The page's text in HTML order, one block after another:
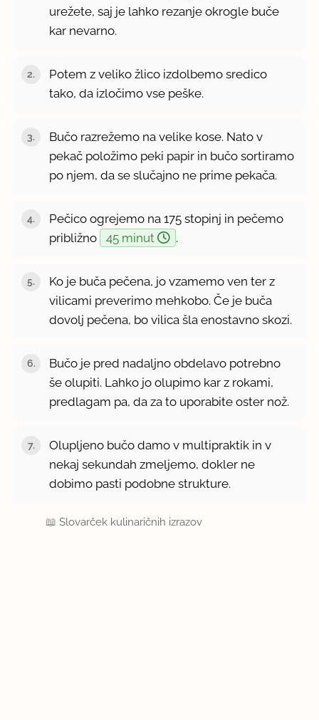
urežete, saj je lahko rezanje okrogle buče
kar nevarno.
Potem z veliko žlico izdolbemo sredico
tako, da izločimo vse peške.
Bučo razrežemo na velike kose. Nato v
pekač položimo peki papir in bučo sortiramo
po njem, da se slučajno ne prime pekača.
Pečico ogrejemo na 175 stopinj in pečemo
približno
45 minut .
Ko je buča pečena, jo vzamemo ven ter z
vilicami preverimo mehkobo. Če je buča
dovolj pečena, bo vilica šla enostavno skozi.
Bučo je pred nadaljno obdelavo potrebno
še olupiti. Lahko jo olupimo kar z rokami,
predlagam pa, da za to uporabite oster nož.
Olupljeno bučo damo v multipraktik in v
nekaj sekundah zmeljemo, dokler ne
dobimo pasti podobne strukture.
📖Slovarček kulinaričnih izrazov